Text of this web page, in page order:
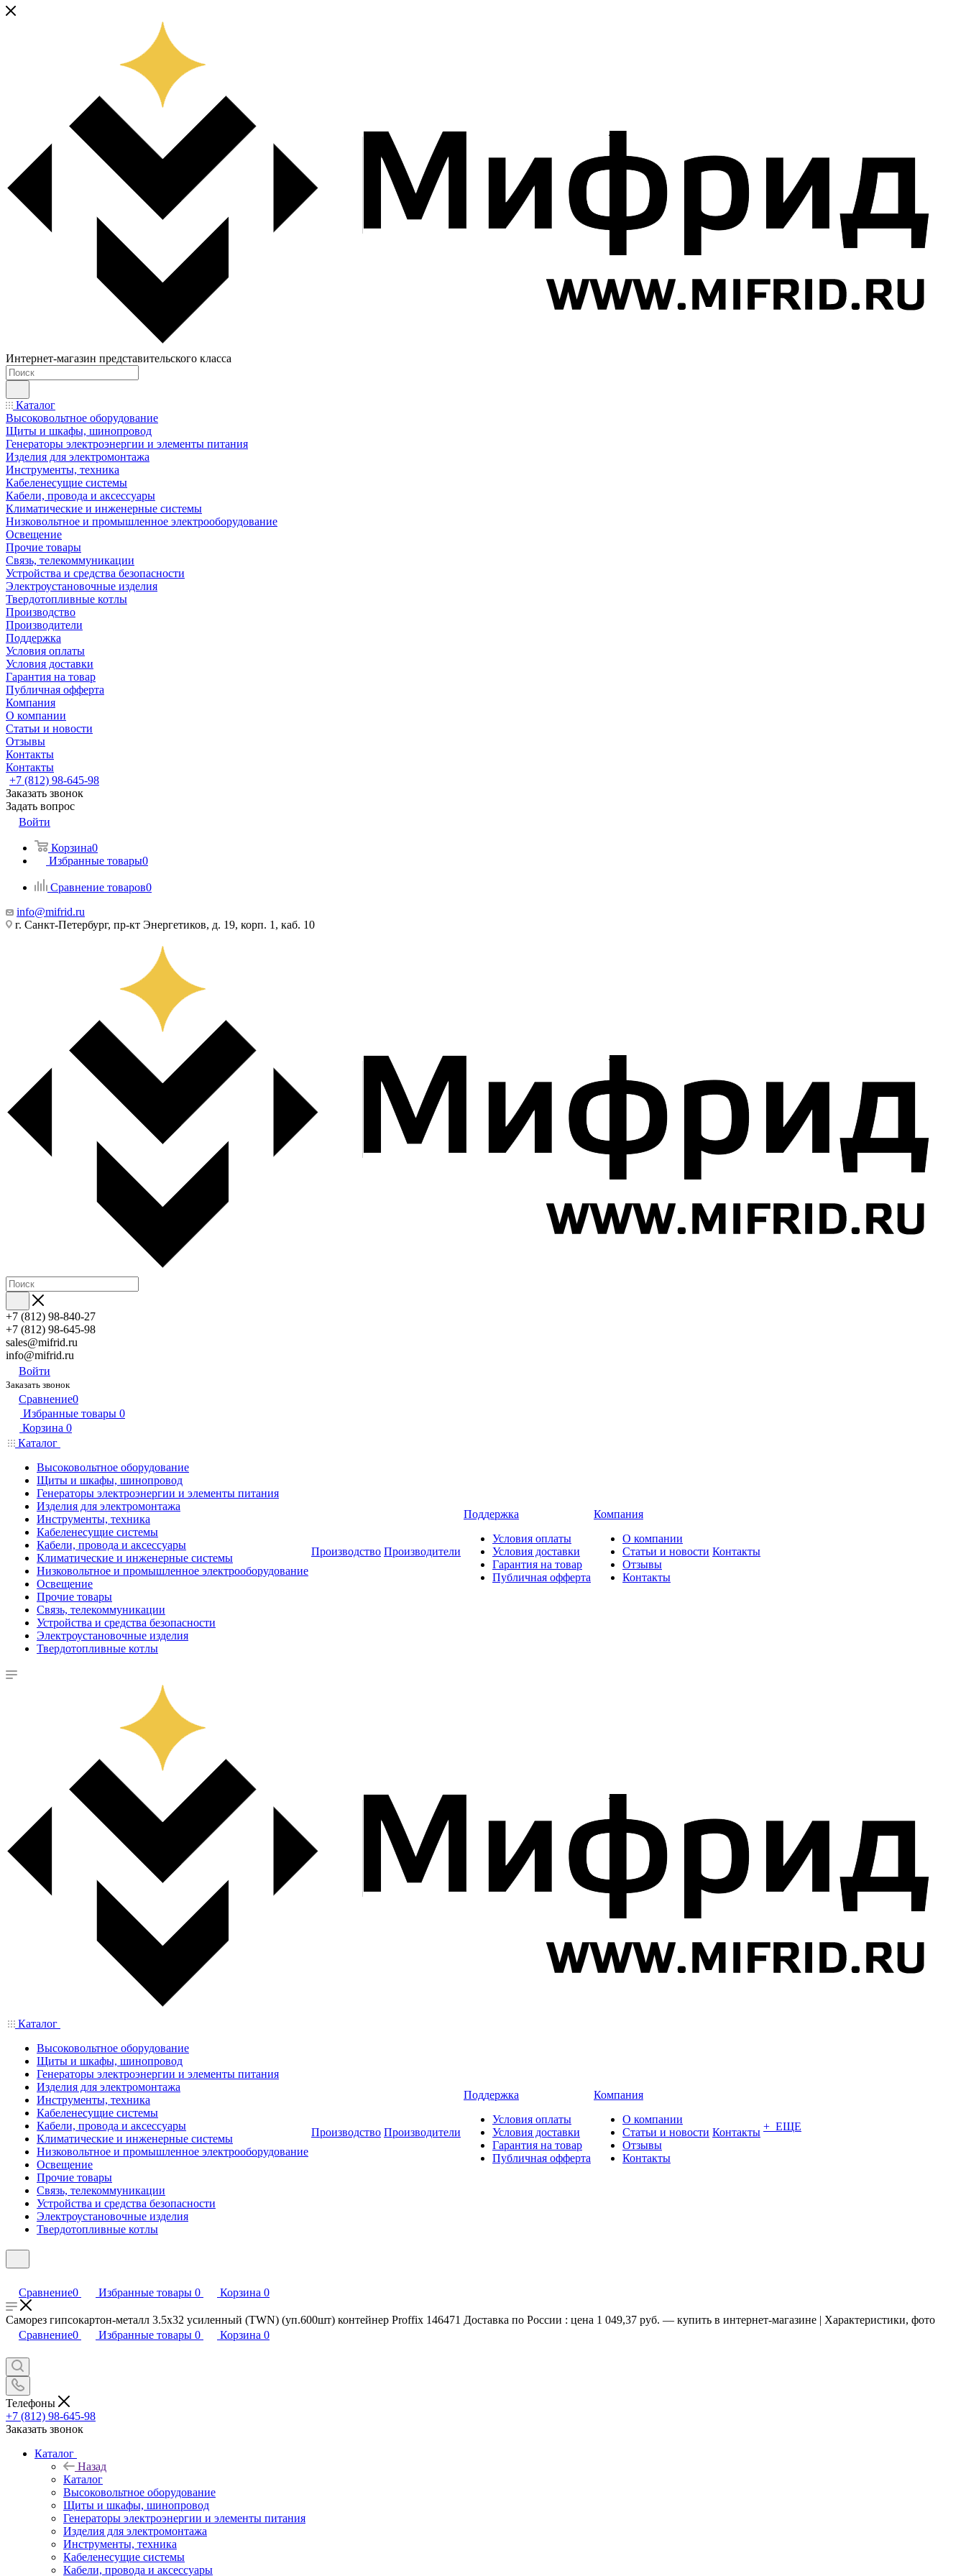
Интернет-магазин представительского класса
Каталог
Высоковольтное оборудование
Щиты и шкафы, шинопровод
Генераторы электроэнергии и элементы питания
Изделия для электромонтажа
Инструменты, техника
Кабеленесущие системы
Кабели, провода и аксессуары
Климатические и инженерные системы
Низковольтное и промышленное электрооборудование
Освещение
Прочие товары
Связь, телекоммуникации
Устройства и средства безопасности
Электроустановочные изделия
Твердотопливные котлы
Производство
Производители
Поддержка
Условия оплаты
Условия доставки
Гарантия на товар
Публичная офферта
Компания
О компании
Статьи и новости
Отзывы
Контакты
Контакты
+7 (812) 98-645-98
Заказать звонок
Задать вопрос
Войти
Корзина0
Избранные товары0
Сравнение товаров0
info@mifrid.ru
г. Санкт-Петербург, пр-кт Энергетиков, д. 19, корп. 1, каб. 10
+7 (812) 98-840-27
+7 (812) 98-645-98
sales@mifrid.ru
info@mifrid.ru
Войти
Заказать звонок
Сравнение0
Избранные товары 0
Корзина 0
Каталог
Высоковольтное оборудование
Щиты и шкафы, шинопровод
Генераторы электроэнергии и элементы питания
Изделия для электромонтажа
Инструменты, техника
Кабеленесущие системы
Кабели, провода и аксессуары
Климатические и инженерные системы
Низковольтное и промышленное электрооборудование
Освещение
Прочие товары
Связь, телекоммуникации
Устройства и средства безопасности
Электроустановочные изделия
Твердотопливные котлы
Производство Производители
Поддержка
Условия оплаты
Условия доставки
Гарантия на товар
Публичная офферта
Компания
О компании
Статьи и новости
Отзывы
Контакты
Контакты
Каталог
Высоковольтное оборудование
Щиты и шкафы, шинопровод
Генераторы электроэнергии и элементы питания
Изделия для электромонтажа
Инструменты, техника
Кабеленесущие системы
Кабели, провода и аксессуары
Климатические и инженерные системы
Низковольтное и промышленное электрооборудование
Освещение
Прочие товары
Связь, телекоммуникации
Устройства и средства безопасности
Электроустановочные изделия
Твердотопливные котлы
Производство Производители
Поддержка
Условия оплаты
Условия доставки
Гарантия на товар
Публичная офферта
Компания
О компании
Статьи и новости
Отзывы
Контакты
Контакты + ЕЩЕ
Сравнение0 Избранные товары 0 Корзина 0
Саморез гипсокартон-металл 3.5х32 усиленный (TWN) (уп.600шт) контейнер Proffix 146471 Доставка по России : цена 1 049,37 руб. — купить в интернет-магазине | Характеристики, фото
Сравнение0 Избранные товары 0 Корзина 0
Телефоны
+7 (812) 98-645-98
Заказать звонок
Каталог
Назад
Каталог
Высоковольтное оборудование
Щиты и шкафы, шинопровод
Генераторы электроэнергии и элементы питания
Изделия для электромонтажа
Инструменты, техника
Кабеленесущие системы
Кабели, провода и аксессуары